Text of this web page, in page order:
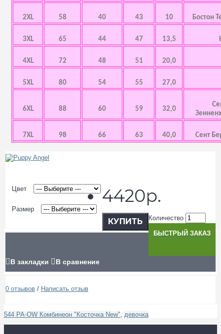
2XL 58 40 43 10 Бостон
3XL 65 44 47 13,5
4XL 72 48 51 20,0
5XL 80 54 55 27,0
6XL 88 60 59 32,0
7XL 98 66 63 40,0 Сент
Цвет
Размер
4420р.
Количество
КУПИТЬ
БЫСТРЫЙ ЗАКАЗ
В закладки В сравнение
0 отзывов / Написать отзыв
544 PA-OW Комбинеон "Косточка New" девочка